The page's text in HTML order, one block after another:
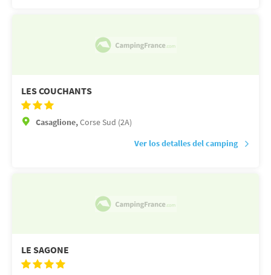
LES COUCHANTS
Casaglione,Corse Sud (2A)
Ver los detalles del camping
LE SAGONE